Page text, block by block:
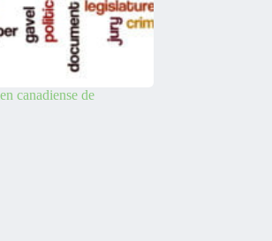
canadiense de